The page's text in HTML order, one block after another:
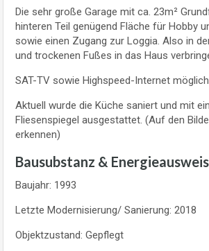
Die sehr große Garage mit ca. 23m²
hinteren Teil genügend Fläche für Hobby
sowie einen Zugang zur Loggia. Also in
und trockenen Fußes in das Haus
SAT-TV sowie Highspeed-Internet
Aktuell wurde die Küche saniert und mit
Fliesenspiegel ausgestattet. (Auf den
erkennen)
Bausubstanz &
Baujahr: 1993
Letzte Modernisierung/ Sanierung: 2018
Objektzustand: Gepflegt